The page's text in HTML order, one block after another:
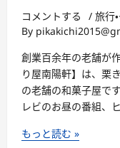
ッ
プ
お
ス
ス
メ
激
ス
菓
子
シ
ュ
ゼ
ッ
【casaneo(カ
コメントする / 旅行
By
創業百余年の老舗が
り屋南陽軒】は、栗
の老舗の和菓子屋で
レビのお昼の番組、
く
もっと読む »